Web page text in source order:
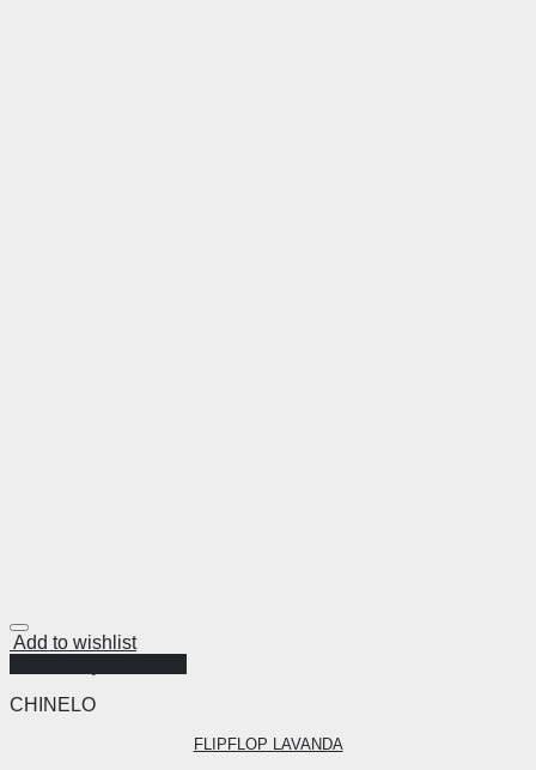
Add to wishlist
CHINELO
FLIPFLOP LAVANDA